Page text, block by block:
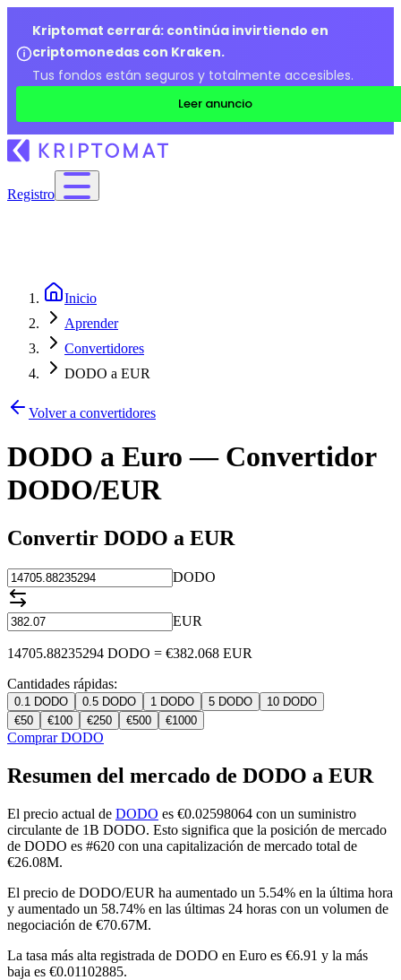
Kriptomat cerrará: continúa invirtiendo en
criptomonedas con Kraken.
Tus fondos están seguros y totalmente accesibles.
Leer anuncio
Registro
Inicio
Aprender
Convertidores
DODO a EUR
Volver a convertidores
DODO a Euro — Convertidor
DODO/EUR
Convertir DODO a EUR
DODO
EUR
14705.88235294 DODO = €382.068 EUR
Cantidades rápidas:
0.1 DODO 0.5 DODO 1 DODO 5 DODO 10 DODO
€50 €100 €250 €500 €1000
Comprar DODO
Resumen del mercado de DODO a EUR
El precio actual de DODO es €0.02598064 con un suministro
circulante de 1B DODO. Esto significa que la posición de mercado
de DODO es #620 con una capitalización de mercado total de
€26.08M.
El precio de DODO/EUR ha aumentado un 5.54% en la última hora
y aumentado un 58.74% en las últimas 24 horas con un volumen de
negociación de €70.67M.
La tasa más alta registrada de DODO en Euro es €6.91 y la más
baja es €0.01102885.